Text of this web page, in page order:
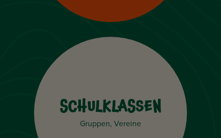
SCHULKLASSEN
Gruppen, Vereine